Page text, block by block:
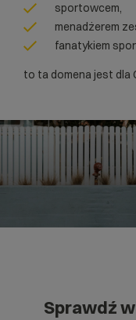
sportowcem,
menadżerem
fanatykiem
to ta domena jest dla
Sprawdź